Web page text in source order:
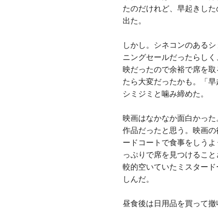
たのだけれど、早起きし
出た。
しかし。シネコンのある
ニングセールだったらし
映だったので余裕で席を
たら大変だったかも。「
シミジミと噛み締めた。
映画はなかなか面白かっ
作品だったと思う。映画
ードコートで食事をしう
っぷりで席を見つけるこ
較的空いていたミスター
しんだ。
昼食後は日用品を買って